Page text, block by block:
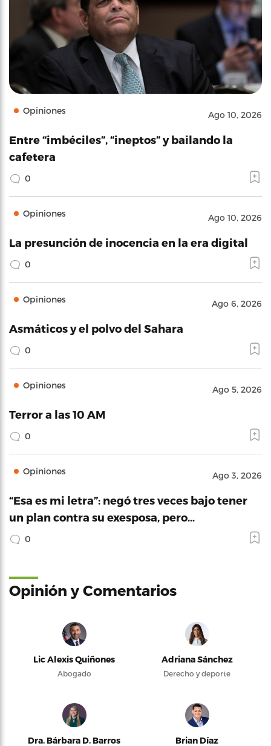
Opiniones Ago 10, 2026
Entre “imbéciles”, “ineptos” y bailando la
cafetera
0
Opiniones Ago 10, 2026
La presunción de inocencia en la era digital
0
Opiniones Ago 6, 2026
Asmáticos y el polvo del Sahara
0
Opiniones Ago 5, 2026
Terror a las 10 AM
0
Opiniones Ago 3, 2026
“Esa es mi letra”: negó tres veces bajo tener
un plan contra su exesposa, pero…
0
Opinión y Comentarios
Lic Alexis Quiñones
Abogado
Adriana Sánchez
Derecho y deporte
Dra. Bárbara D. Barros Brian Díaz